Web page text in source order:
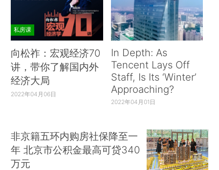
私房课
向松祚：宏观经济70
讲，带你了解国内外
经济大局
2022年04月06日
In Depth: As
Tencent Lays Off
Staff, Is Its ‘Winter’
Approaching?
2022年04月01日
非京籍五环内购房社保降至一
年 北京市公积金最高可贷340
万元